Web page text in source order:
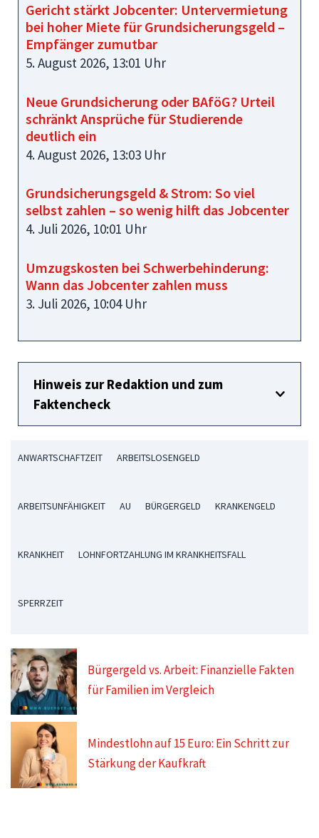
Gericht stärkt Jobcenter: Untervermietung
bei hoher Miete für Grundsicherungsgeld –
Empfänger zumutbar
5. August 2026, 13:01 Uhr
Neue Grundsicherung oder BAföG? Urteil
schränkt Ansprüche für Studierende
deutlich ein
4. August 2026, 13:03 Uhr
Grundsicherungsgeld & Strom: So viel
selbst zahlen – so wenig hilft das Jobcenter
4. Juli 2026, 10:01 Uhr
Umzugskosten bei Schwerbehinderung:
Wann das Jobcenter zahlen muss
3. Juli 2026, 10:04 Uhr
Hinweis zur Redaktion und zum
Faktencheck
ANWARTSCHAFTZEIT ARBEITSLOSENGELD
ARBEITSUNFÄHIGKEIT AU BÜRGERGELD KRANKENGELD
KRANKHEIT LOHNFORTZAHLUNG IM KRANKHEITSFALL
SPERRZEIT
Bürgergeld vs. Arbeit: Finanzielle Fakten
für Familien im Vergleich
Mindestlohn auf 15 Euro: Ein Schritt zur
Stärkung der Kaufkraft